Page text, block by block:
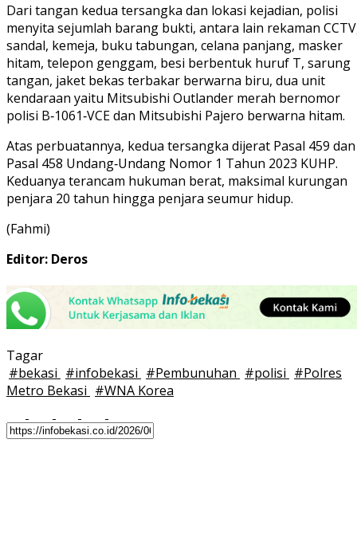
Dari tangan kedua tersangka dan lokasi kejadian, polisi
menyita sejumlah barang bukti, antara lain rekaman
sandal, kemeja, buku tabungan, celana panjang, masker
hitam, telepon genggam, besi berbentuk huruf T, sarung
tangan, jaket bekas terbakar berwarna biru, dua unit
kendaraan yaitu Mitsubishi Outlander merah bernomor
polisi B‑1061‑VCE dan Mitsubishi Pajero berwarna hitam.
Atas perbuatannya, kedua tersangka dijerat Pasal 459 dan
Pasal 458 Undang‑Undang Nomor 1 Tahun 2023 KUHP.
Keduanya terancam hukuman berat, maksimal kurungan
penjara 20 tahun hingga penjara seumur hidup.
(Fahmi)
Editor: Deros
Tagar
#bekasi #infobekasi #Pembunuhan #polisi #Polres
Metro Bekasi #WNA Korea